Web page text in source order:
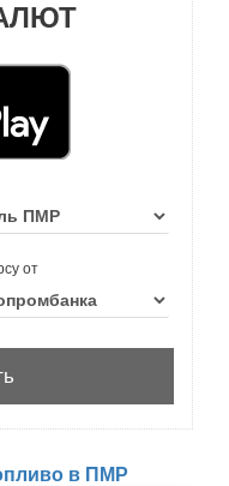
от
в ПМР